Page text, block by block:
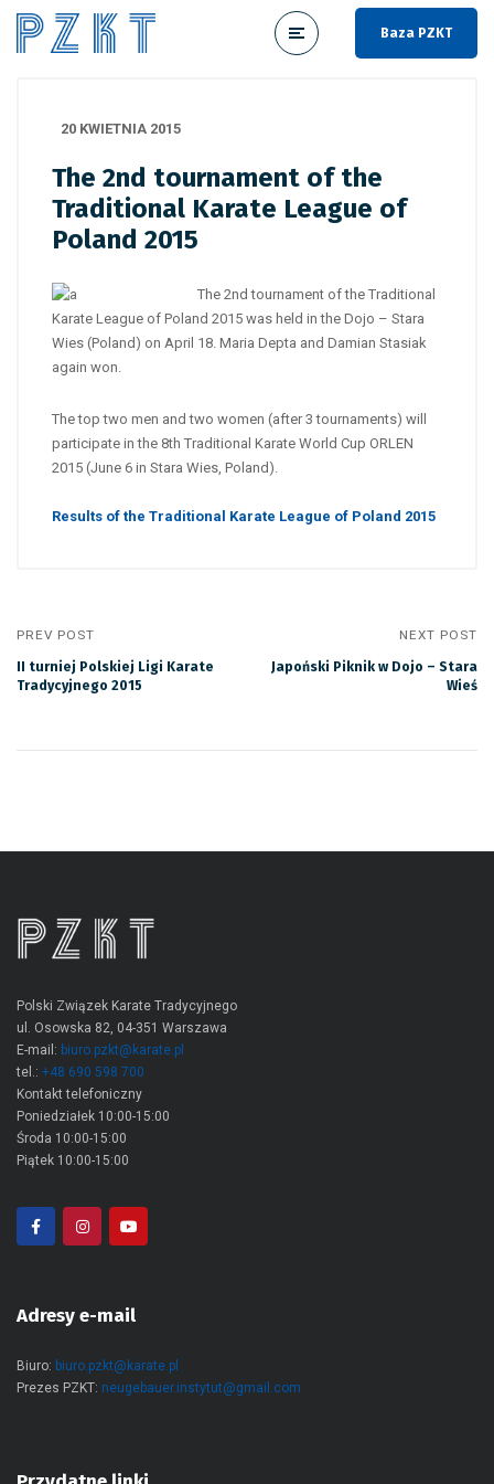
Baza PZKT
20 KWIETNIA 2015
The 2nd tournament of the
Traditional Karate League of
Poland 2015
The 2nd tournament of the Traditional
Karate League of Poland 2015 was held in the Dojo – Stara
Wies (Poland) on April 18. Maria Depta and Damian Stasiak
again won.
The top two men and two women (after 3 tournaments) will
participate in the 8th Traditional Karate World Cup ORLEN
2015 (June 6 in Stara Wies, Poland).
Results of the Traditional Karate League of Poland 2015
PREV POST
II turniej Polskiej Ligi Karate
Tradycyjnego 2015
NEXT POST
Japoński Piknik w Dojo – Stara
Wieś
Polski Związek Karate Tradycyjnego
ul. Osowska 82, 04-351 Warszawa
E-mail: biuro.pzkt@karate.pl
tel.: +48 690 598 700
Kontakt telefoniczny
Poniedziałek 10:00-15:00
Środa 10:00-15:00
Piątek 10:00-15:00
Adresy e-mail
Biuro: biuro.pzkt@karate.pl
Prezes PZKT: neugebauer.instytut@gmail.com